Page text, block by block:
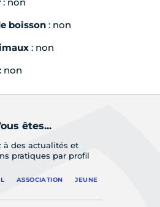
boisson : non
: non
non
êtes...
à des actualités et
pratiques par profil
ASSOCIATION JEUNE